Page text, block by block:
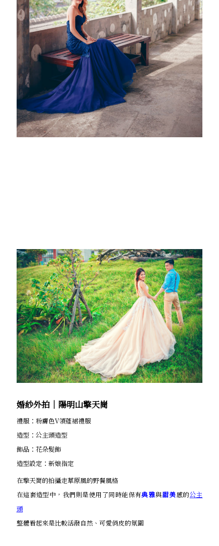
婚紗外拍│陽明山擎天崗
禮服：粉膚色V領蓬裙禮服
造型：公主頭造型
飾品：花朵髮飾
造型設定：新娘指定
在擎天崗的拍攝走草原風的野餐風格
在這套造型中，我們則是使用了同時能保有典雅與甜美感的公主
頭
整體看起來是比較活潑自然、可愛俏皮的氛圍